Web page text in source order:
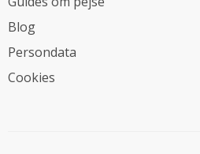
Blog
Persondata
Cookies